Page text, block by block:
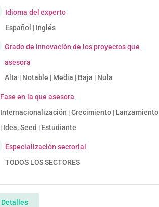
Idioma del experto
Español | Inglés
Grado de innovación de los proyectos que
asesora
Alta | Notable | Media | Baja | Nula
Fase en la que asesora
Internacionalización | Crecimiento | Lanzamiento
| Idea, Seed | Estudiante
Especialización sectorial
TODOS LOS SECTORES
Detalles